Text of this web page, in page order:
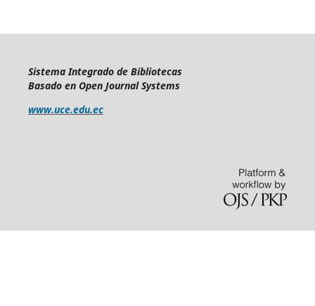
Sistema Integrado de Bibliotecas
Basado en Open Journal Systems
www.uce.edu.ec